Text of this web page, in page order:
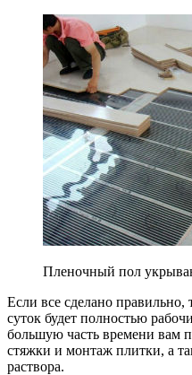
Пленочный пол
Если все сделано правильно,
суток будет полностью
большую часть времени вам
стяжки и монтаж плитки, а
раствора.